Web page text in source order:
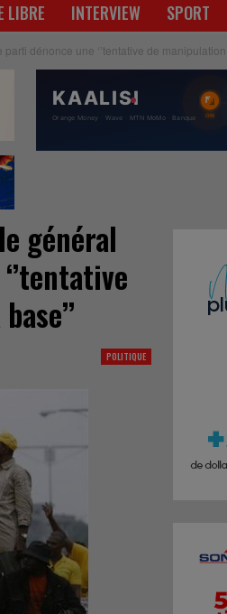
LIBRE INTERVIEW SPORT
dénonce une ‘’tentative de manipulation
général
POLITIQUE